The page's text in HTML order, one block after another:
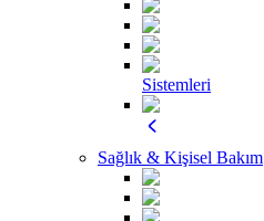
Sistemleri
Sağlık & Kişisel Bakım